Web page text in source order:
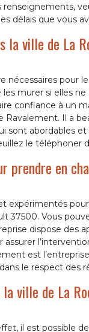
renseignements,
délais que vous
la ville de La
pour
murer si elles
confiance à un
Ravalement. Il a
sont abordables
le téléphoner
prendre en
expérimentés
37500. Vous
dispose des
est
le respect des
ville de La
il est possible